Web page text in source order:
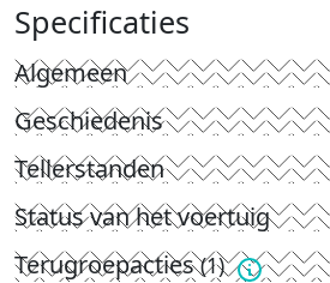
Specificaties
Algemeen
Geschiedenis
Tellerstanden
Status van het voertuig
Terugroepacties(1)